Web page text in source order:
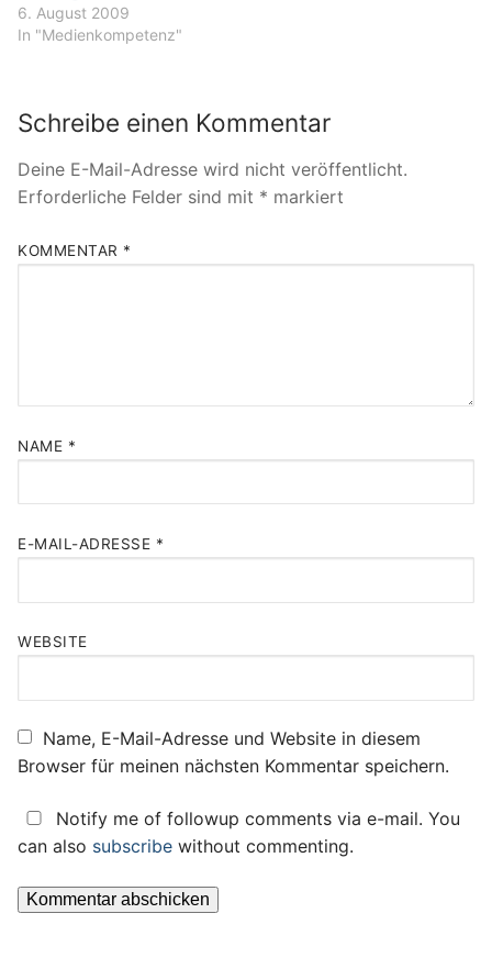
6. August 2009
In "Medienkompetenz"
Schreibe einen Kommentar
Deine E-Mail-Adresse wird nicht veröffentlicht.
Erforderliche Felder sind mit * markiert
KOMMENTAR *
NAME *
E-MAIL-ADRESSE *
WEBSITE
Name, E-Mail-Adresse und Website in diesem
Browser für meinen nächsten Kommentar speichern.
Notify me of followup comments via e-mail. You
can also subscribe without commenting.